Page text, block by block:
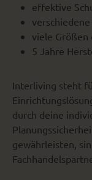
effektive
viele Größen
5 Jahre
Interliving steht
durch deine
gewährleisten,